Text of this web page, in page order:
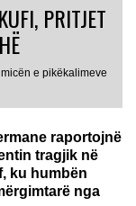
PRITJET
e pikëkalimeve
raportojnë
tragjik në
ku humbën
nga